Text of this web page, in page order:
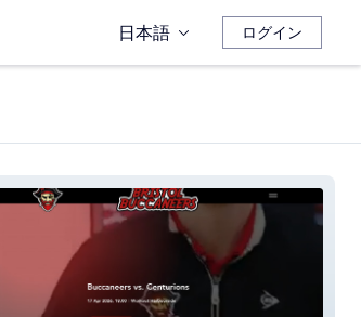
日本語 ログイン